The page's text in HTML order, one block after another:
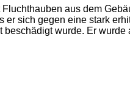
aus dem
sich gegen eine stark
wurde. Er